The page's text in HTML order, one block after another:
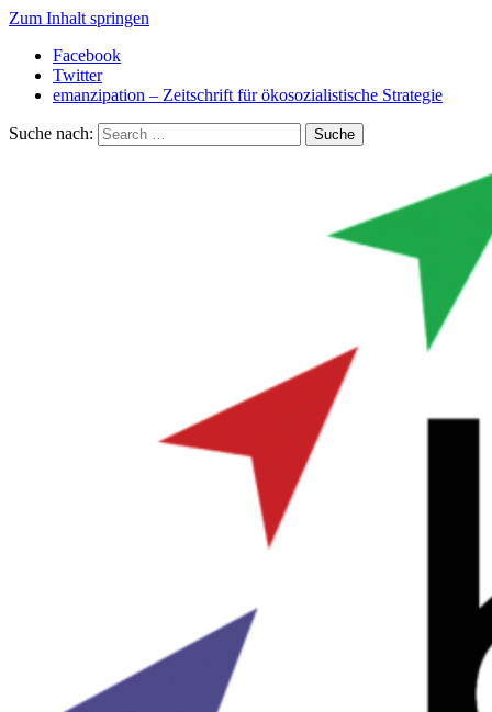
Zum Inhalt springen
Facebook
Twitter
emanzipation – Zeitschrift für ökosozialistische Strategie
Suche nach: